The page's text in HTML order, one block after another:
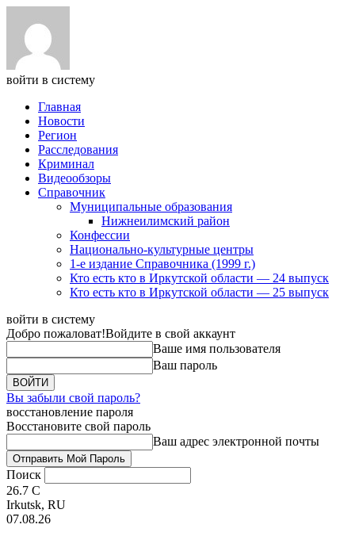
войти в систему
Главная
Новости
Регион
Расследования
Криминал
Видеообзоры
Справочник
Муниципальные образования
Нижнеилимский район
Конфессии
Национально-культурные центры
1-е издание Справочника (1999 г.)
Кто есть кто в Иркутской области — 24 выпуск
Кто есть кто в Иркутской области — 25 выпуск
войти в систему
Добро пожаловат!Войдите в свой аккаунт
Ваше имя пользователя
Ваш пароль
Вы забыли свой пароль?
восстановление пароля
Восстановите свой пароль
Ваш адрес электронной почты
Поиск
26.7 C
Irkutsk, RU
07.08.26